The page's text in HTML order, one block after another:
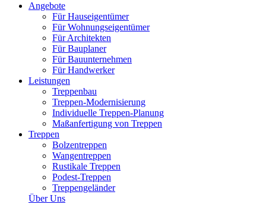
Angebote
Für Hauseigentümer
Für Wohnungseigentümer
Für Architekten
Für Bauplaner
Für Bauunternehmen
Für Handwerker
Leistungen
Treppenbau
Treppen-Modernisierung
Individuelle Treppen-Planung
Maßanfertigung von Treppen
Treppen
Bolzentreppen
Wangentreppen
Rustikale Treppen
Podest-Treppen
Treppengeländer
Über Uns